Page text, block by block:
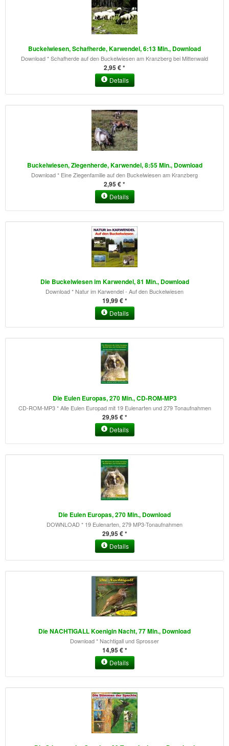
Buckelwiesen, Schafherde, Karwendel, 6:13 Min., Download
Download * Schafherde auf den Buckelwiesen am Kranzberg bei Mittenwald
2,95 € *
Details
Buckelwiesen, Ziegenherde, Karwendel, 8:55 Min., Download
Download * Eine Ziegenfamilie auf den Buckelwiesen am Kranzberg
2,95 € *
Details
Die Buckelwiesen im Karwendel, 81 Min., Download
Download * Natur im Karwendel - Auf den Buckelwiesen
19,99 € *
Details
Die Eulen Europas, 270 Min., CD-ROM-MP3
CD-ROM-MP3 * Alle Eulen Europad mit 19 Eulenarten und 279 Tonaufnahmen
29,95 € *
Details
Die Eulen Europas, 270 Min., Download
DOWNLOAD * 19 Eulenarten, 279 MP3-Tonaufnahmen
29,95 € *
Details
Die NACHTIGALL Koenigin Nacht, 77 Min., Download
Download * Nachtigall und Sprosser
14,95 € *
Details